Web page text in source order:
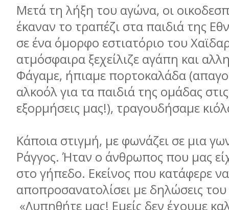
Μετά τη λήξη του αγώνα, οι
έκαναν το τραπέζι στα παιδιά της
σε ένα όμορφο εστιατόριο του
ατμόσφαιρα ξεχείλιζε αγάπη και
Φάγαμε, ήπιαμε πορτοκαλάδα
αλκοόλ για τα παιδιά της ομάδας
εξορμήσεις μας!), τραγουδήσαμε
Κάποια στιγμή, με φωνάζει σε μια
Ράγγος. Ήταν ο άνθρωπος που μας
στο γήπεδο. Εκείνος που κατάφερε
αποπροσανατολίσει με δηλώσεις
«Λυπηθήτε μας! Εμείς δεν έχουμε